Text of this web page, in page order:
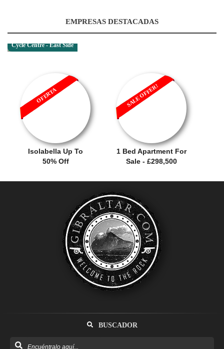
EMPRESAS DESTACADAS
Cycle Centre - East Side
Isolabella Up To
50% Off
OFERTA
1 Bed Apartment For
Sale - £298,500
SALE OFFER!
BUSCADOR